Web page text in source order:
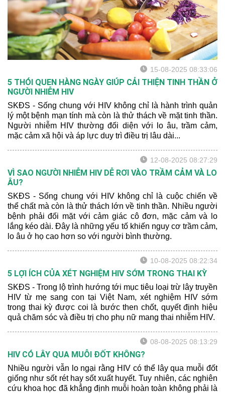
15-08-2025 08:33:06
5 THÓI QUEN HÀNG NGÀY GIÚP CẢI THIỆN TINH THẦN Ở
NGƯỜI NHIỄM HIV
SKĐS - Sống chung với HIV không chỉ là hành trình quản
lý một bệnh mạn tính mà còn là thử thách về mặt tinh thần.
Người nhiễm HIV thường đối diện với lo âu, trầm cảm,
mặc cảm xã hội và áp lực duy trì điều trị lâu dài...
12-08-2025 08:27:29
VÌ SAO NGƯỜI NHIỄM HIV DỄ RƠI VÀO TRẦM CẢM VÀ LO
ÂU?
SKĐS - Sống chung với HIV không chỉ là cuộc chiến về
thể chất mà còn là thử thách lớn về tinh thần. Nhiều người
bệnh phải đối mặt với cảm giác cô đơn, mặc cảm và lo
lắng kéo dài. Đây là những yếu tố khiến nguy cơ trầm cảm,
lo âu ở họ cao hơn so với người bình thường.
10-08-2025 08:22:34
5 LỢI ÍCH CỦA XÉT NGHIỆM HIV SỚM TRONG THAI KỲ
SKĐS - Trong lộ trình hướng tới mục tiêu loại trừ lây truyền
HIV từ mẹ sang con tại Việt Nam, xét nghiệm HIV sớm
trong thai kỳ được coi là bước then chốt, quyết định hiệu
quả chăm sóc và điều trị cho phụ nữ mang thai nhiễm HIV.
08-08-2025 08:13:29
HIV CÓ LÂY QUA MUỖI ĐỐT KHÔNG?
Nhiều người vẫn lo ngại rằng HIV có thể lây qua muỗi đốt
giống như sốt rét hay sốt xuất huyết. Tuy nhiên, các nghiên
cứu khoa học đã khẳng định muỗi hoàn toàn không phải là